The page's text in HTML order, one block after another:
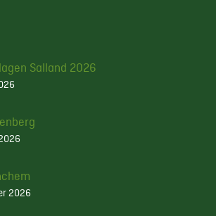
Salland 2026
2026